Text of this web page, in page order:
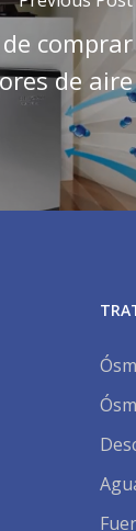
comprar
de aire